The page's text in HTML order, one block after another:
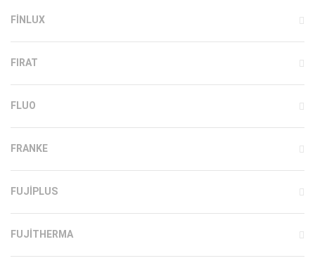
FINLUX
FIRAT
FLUO
FRANKE
FUJIPLUS
FUJITHERMA